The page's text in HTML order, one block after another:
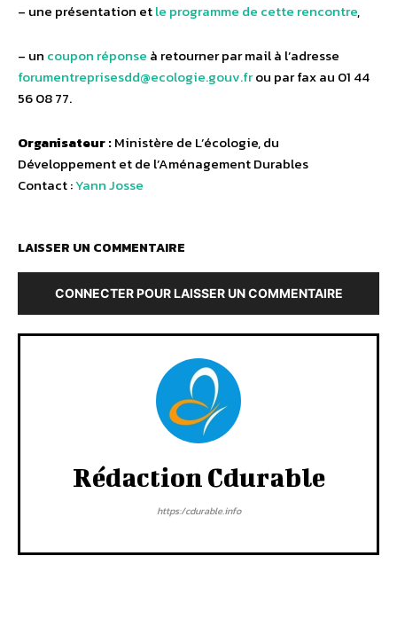
– une présentation etle programme de cette rencontre,
– un coupon réponse à retourner par mail à l’adresse
forumentreprisesdd@ecologie.gouv.frou par fax au 01 44
56 08 77.
Organisateur :Ministère de L’écologie, du
Développement et de l’Aménagement Durables
Contact :Yann Josse
LAISSER UN COMMENTAIRE
CONNECTER POUR LAISSER UN COMMENTAIRE
Rédaction Cdurable
https:/cdurable.info